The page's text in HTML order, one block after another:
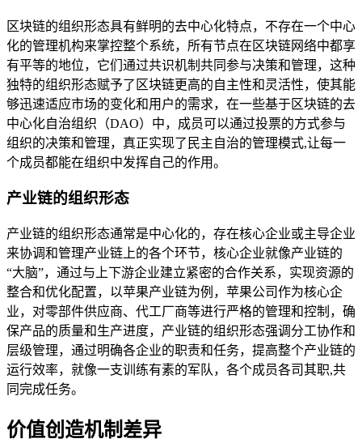
区块链的组织形态具有鲜明的去中心化特点，不存在一个中心
化的管理机构来掌控整个系统，所有节点在区块链网络中都享
有平等的地位，它们通过共识机制共同参与决策和管理，这种
独特的组织形态赋予了区块链更高的自主性和灵活性，使其能
够迅速适应市场的变化和用户的需求，在一些基于区块链的去
中心化自治组织（DAO）中，成员可以通过投票的方式参与
组织的决策和管理，真正实现了民主自治的管理模式,让每一
个成员都能在组织中发挥自己的作用。
产业链的组织形态
产业链的组织形态通常是中心化的，存在核心企业或主导企业
来协调和管理产业链上的各个环节，核心企业就像产业链的
“大脑”，通过与上下游企业建立紧密的合作关系，实现资源的
整合和优化配置，以苹果产业链为例，苹果公司作为核心企
业，对零部件供应商、代工厂商等进行严格的管理和控制，确
保产品的质量和生产进度，产业链的组织形态强调分工协作和
层级管理，通过明确各企业的职责和任务，提高整个产业链的
运行效率，就像一支训练有素的军队，各个成员各司其职,共
同完成任务。
价值创造机制差异